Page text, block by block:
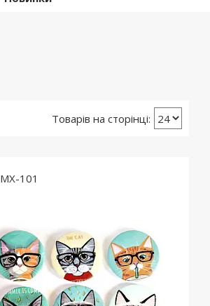
MX-101